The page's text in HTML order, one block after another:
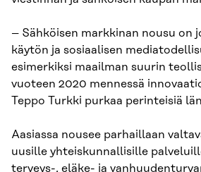
– Sähköisen markkinan nousu
käytön ja sosiaalisen
esimerkiksi maailman suurin
vuoteen 2020 mennessä
Teppo Turkki purkaa perinteisiä
Aasiassa nousee parhaillaan
uusille yhteiskunnallisille
terveys-, eläke- ja